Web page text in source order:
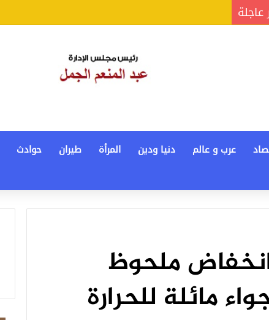
عاجلة
عرب و عالم دنيا ودين المرأة طيران حوادث
ملحوظ
مائلة للحرارة